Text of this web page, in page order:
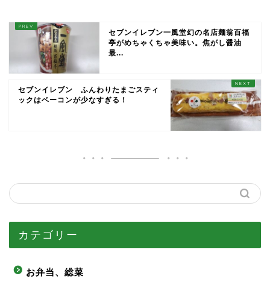
セブンイレブン一風堂幻の名店麺翁百福
亭がめちゃくちゃ美味い。焦がし醤油
最...
セブンイレブン ふんわりたまごスティ
ックはベーコンが少なすぎる！
カテゴリー
お弁当、総菜